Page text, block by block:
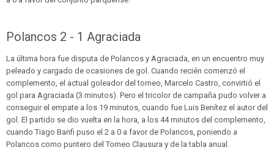
Polancos 2 - 1 Agraciada
La última hora fue disputa de Polancos y Agraciada, en un encuentro muy
peleado y cargado de ocasiones de gol. Cuando recién comenzó el
complemento, el actual goleador del torneo, Marcelo Castro, convirtió el
gol para Agraciada (3 minutos). Pero el tricolor de campaña pudo volver a
conseguir el empate a los 19 minutos, cuando fue Luis Benítez el autor del
gol. El partido se dio vuelta en la hora, a los 44 minutos del complemento,
cuando Tiago Banfi puso el 2 a 0 a favor de Polancos, poniendo a
Polancos como puntero del Torneo Clausura y de la tabla anual.